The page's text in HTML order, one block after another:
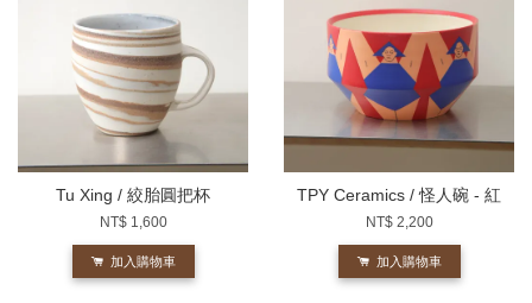
Tu Xing / 絞胎圓把杯
NT$ 1,600
加入購物車
TPY Ceramics / 怪人碗 - 紅
NT$ 2,200
加入購物車